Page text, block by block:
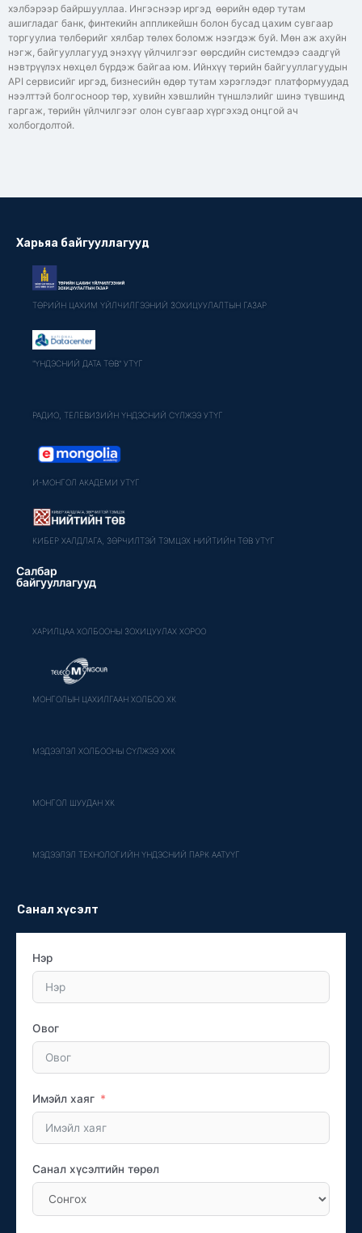
хэлбэрээр байршууллаа. Ингэснээр иргэд өөрийн өдөр тутам
ашигладаг банк, финтекийн аппликейшн болон бусад цахим сувгаар
торгуулиа төлбөрийг хялбар төлөх боломж нээгдэж буй. Мөн аж ахуйн
нэгж, байгууллагууд энэхүү үйлчилгээг өөрсдийн системдээ саадгүй
нэвтрүүлэх нөхцөл бүрдэж байгаа юм. Ийнхүү төрийн байгууллагуудын
API сервисийг иргэд, бизнесийн өдөр тутам хэрэглэдэг платформуудад
нээлттэй болгосноор төр, хувийн хэвшлийн түншлэлийг шинэ түвшинд
гаргаж, төрийн үйлчилгээг олон сувгаар хүргэхэд онцгой ач
холбогдолтой.
Харьяа байгууллагууд
ТӨРИЙН ЦАХИМ ҮЙЛЧИЛГЭЭНИЙ ЗОХИЦУУЛАЛТЫН ГАЗАР
"ҮНДЭСНИЙ ДАТА ТӨВ" УТҮГ
РАДИО, ТЕЛЕВИЗИЙН ҮНДЭСНИЙ СҮЛЖЭЭ УТҮГ
И-МОНГОЛ АКАДЕМИ УТҮГ
КИБЕР ХАЛДЛАГА, ЗӨРЧИЛТЭЙ ТЭМЦЭХ НИЙТИЙН ТӨВ УТҮГ
Салбар
байгууллагууд
ХАРИЛЦАА ХОЛБООНЫ ЗОХИЦУУЛАХ ХОРОО
МОНГОЛЫН ЦАХИЛГААН ХОЛБОО ХК
МЭДЭЭЛЭЛ ХОЛБООНЫ СҮЛЖЭЭ ХХК
МОНГОЛ ШУУДАН ХК
МЭДЭЭЛЭЛ ТЕХНОЛОГИЙН ҮНДЭСНИЙ ПАРК ААТУҮГ
Санал хүсэлт
Нэр
Овог
Имэйл хаяг
Санал хүсэлтийн төрөл